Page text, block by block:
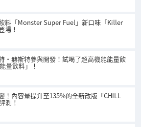
料「Monster Super Fuel」新口味「Killer
場！
·赫斯特參與開發！試喝了超高機能能量飲
量飲料」！
！內容量提升至135%的全新改版「CHILL
測！